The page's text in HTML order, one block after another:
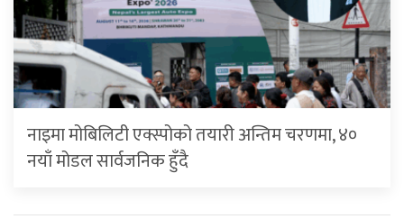
नाइमा मोबिलिटी एक्स्पोको तयारी अन्तिम चरणमा, ४०
नयाँ मोडल सार्वजनिक हुँदै